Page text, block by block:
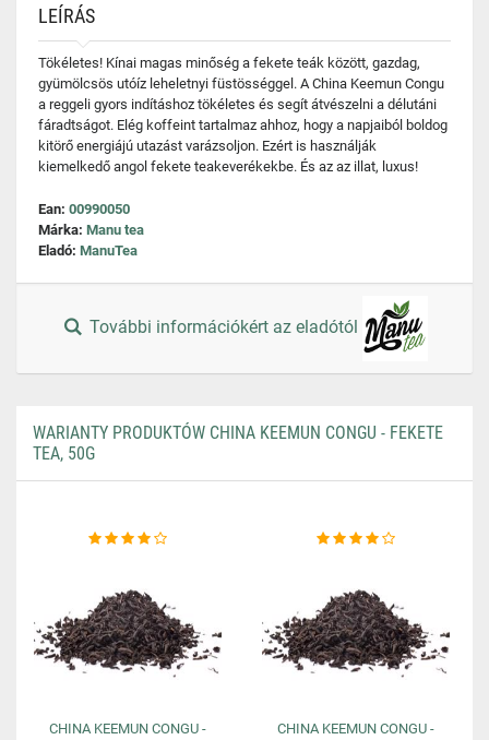
LEÍRÁS
Tökéletes! Kínai magas minőség a fekete teák között, gazdag,
gyümölcsös utóíz leheletnyi füstösséggel. A China Keemun Congu
a reggeli gyors indításhoz tökéletes és segít átvészelni a délutáni
fáradtságot. Elég koffeint tartalmaz ahhoz, hogy a napjaiból boldog
kitörő energiájú utazást varázsoljon. Ezért is használják
kiemelkedő angol fekete teakeverékekbe. És az az illat, luxus!
Ean: 00990050
Márka: Manu tea
Eladó: ManuTea
További információkért az eladótól
WARIANTY PRODUKTÓW CHINA KEEMUN CONGU - FEKETE
TEA, 50G
CHINA KEEMUN CONGU -
CHINA KEEMUN CONGU -